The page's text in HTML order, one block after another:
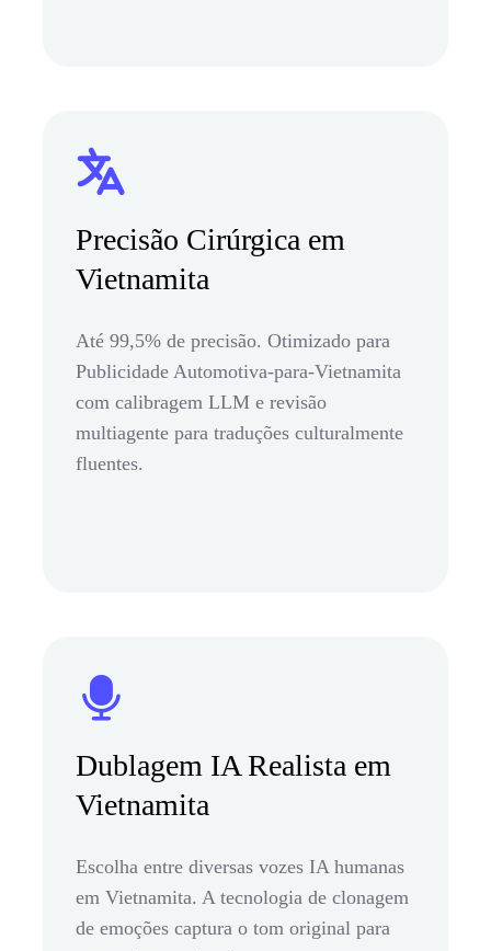
Precisão Cirúrgica em
Vietnamita
Até 99,5% de precisão. Otimizado para
Publicidade Automotiva-para-Vietnamita
com calibragem LLM e revisão
multiagente para traduções culturalmente
fluentes.
Dublagem IA Realista em
Vietnamita
Escolha entre diversas vozes IA humanas
em Vietnamita. A tecnologia de clonagem
de emoções captura o tom original para